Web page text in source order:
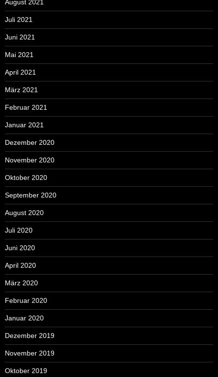
August 2021
Juli 2021
Juni 2021
Mai 2021
April 2021
März 2021
Februar 2021
Januar 2021
Dezember 2020
November 2020
Oktober 2020
September 2020
August 2020
Juli 2020
Juni 2020
April 2020
März 2020
Februar 2020
Januar 2020
Dezember 2019
November 2019
Oktober 2019